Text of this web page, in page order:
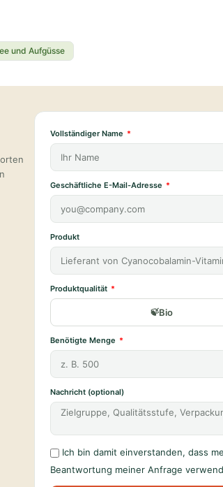
und Aufgüsse
Vollständiger Name
Geschäftliche E-Mail-Adresse
Produkt
Produktqualität
Bio
Benötigte Menge
Nachricht (optional)
Ich bin damit einverstanden, dass
Beantwortung meiner Anfrage